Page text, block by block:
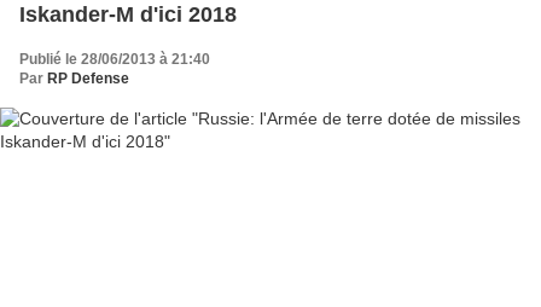
Iskander-M d'ici 2018
Publié le 28/06/2013 à 21:40
Par RP Defense